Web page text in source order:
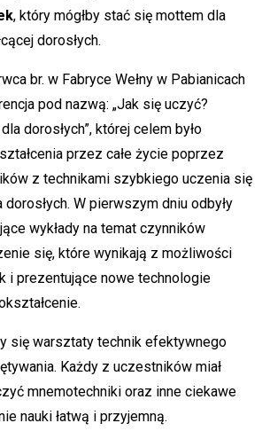
, który mógłby stać się mottem dla
dorosłych.
br. w Fabryce Wełny w Pabianicach
pod nazwą: „Jak się uczyć?
dorosłych”, której celem było
przez całe życie poprzez
z technikami szybkiego uczenia się
W pierwszym dniu odbyły
wykłady na temat czynników
się, które wynikają z możliwości
i prezentujące nowe technologie
się warsztaty technik efektywnego
Każdy z uczestników miał
mnemotechniki oraz inne ciekawe
nauki łatwą i przyjemną.